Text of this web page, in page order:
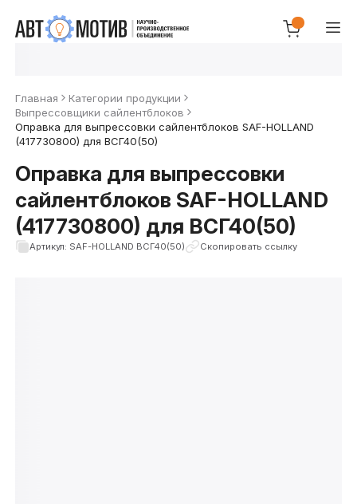
Главная
Категории продукции
Выпрессовщики сайлентблоков
Оправка для выпрессовки сайлентблоков SAF-HOLLAND
(417730800) для ВСГ40(50)
Оправка для выпрессовки
сайлентблоков SAF-HOLLAND
(417730800) для ВСГ40(50)
Артикул: SAF-HOLLAND ВСГ40(50) Скопировать ссылку